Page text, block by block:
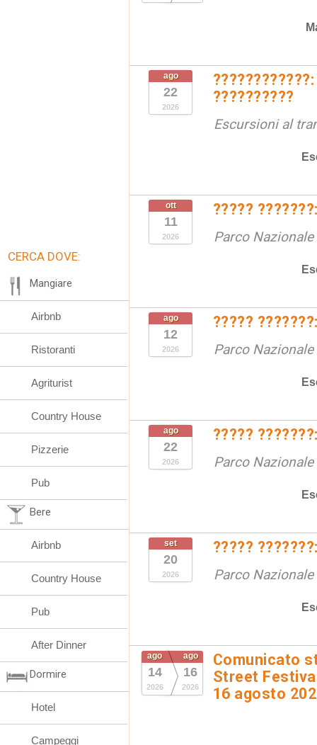
ago
22
2026
??????????
Escursioni al
ott
11
2026
?????
Parco
ago
12
2026
?????
Parco
ago
22
2026
?????
Parco
set
20
2026
?????
Parco
ago
14
2026
ago
16
2026
Comunicato
Street
16 agosto
CERCA DOVE:
Mangiare
Airbnb
Ristoranti
Agriturist
Country House
Pizzerie
Pub
Bere
Airbnb
Country House
Pub
After Dinner
Dormire
Hotel
Campeggi